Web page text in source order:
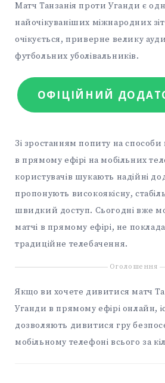
Матч Танзанія проти Уганди є
найочікуваніших міжнародних
очікується, приверне велику
футбольних уболівальників.
ОФІЦІЙНИЙ
Зі зростанням попиту на
в прямому ефірі на мобільних
користувачів шукають надійні
пропонують високоякісну,
швидкий доступ. Сьогодні вже
матчі в прямому ефірі, не
традиційне телебачення.
Оголошення
Якщо ви хочете дивитися матч
Уганди в прямому ефірі онлайн,
дозволяють дивитися гру
мобільному телефоні всього за